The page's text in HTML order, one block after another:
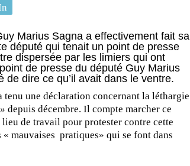
Marius Sagna a effectivement fait sa
député qui tenait un point de presse
dispersée par les limiers qui ont
de presse du député Guy Marius
de dire ce qu’il avait dans le ventre.
tenu une déclaration concernant la léthargie
depuis décembre. Il compte marcher ce
de travail pour protester contre cette
mauvaises pratiques» qui se font dans